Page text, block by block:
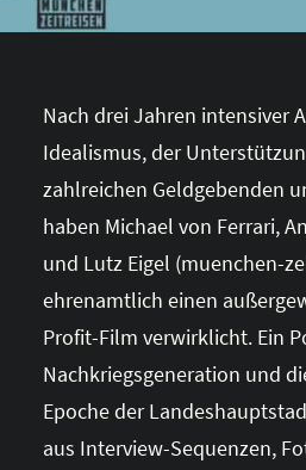
Nach drei Jahren intensiver
Idealismus, der
zahlreichen Geldgebenden
haben Michael von Ferrari,
und Lutz Eigel (muenchen-
ehrenamtlich einen
Profit-Film verwirklicht. Ein
Nachkriegsgeneration und
Epoche der
aus Interview-Sequenzen,